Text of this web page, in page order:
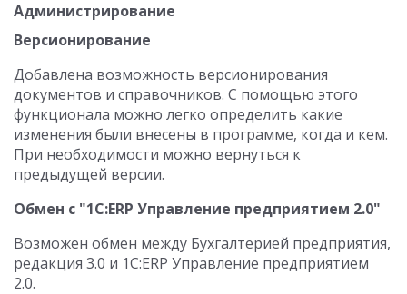
Администрирование
Версионирование
Добавлена возможность версионирования
документов и справочников. С помощью этого
функционала можно легко определить какие
изменения были внесены в программе, когда и кем.
При необходимости можно вернуться к
предыдущей версии.
Обмен с "1С:ERP Управление предприятием 2.0"
Возможен обмен между Бухгалтерией предприятия,
редакция 3.0 и 1С:ERP Управление предприятием
2.0.